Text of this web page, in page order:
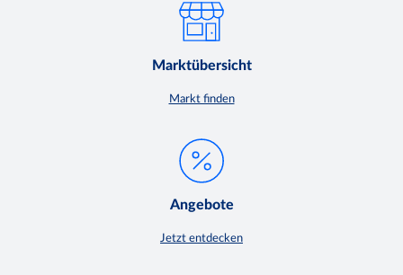
Marktübersicht
Markt finden
Angebote
Jetzt entdecken